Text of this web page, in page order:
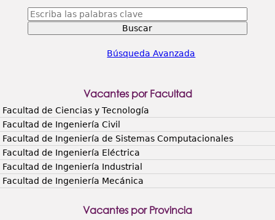
Escriba
palabras
Búsqueda Avanzada
Vacantes por Facultad
Facultad de Ciencias y Tecnología
Facultad de Ingeniería Civil
Facultad de Ingeniería de Sistemas Computacionales
Facultad de Ingeniería Eléctrica
Facultad de Ingeniería Industrial
Facultad de Ingeniería Mecánica
Vacantes por Provincia